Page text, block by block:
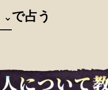
で占う